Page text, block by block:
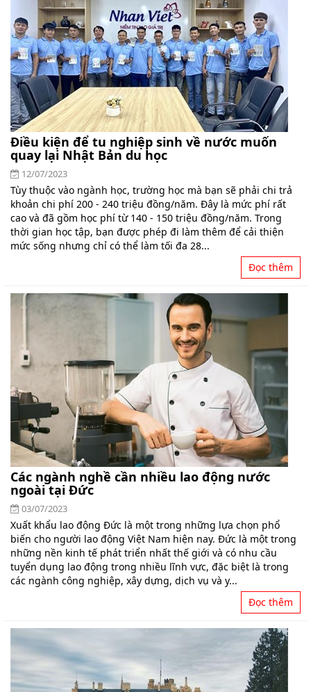
Điều kiện để tu nghiệp sinh về nước muốn
quay lại Nhật Bản du học
12/07/2023
Tùy thuộc vào ngành học, trường học mà bạn sẽ phải chi trả
khoản chi phí 200 - 240 triệu đồng/năm. Đây là mức phí rất
cao và đã gồm học phí từ 140 - 150 triệu đồng/năm. Trong
thời gian học tập, bạn được phép đi làm thêm để cải thiện
mức sống nhưng chỉ có thể làm tối đa 28...
Đọc thêm
Các ngành nghề cần nhiều lao động nước
ngoài tại Đức
03/07/2023
Xuất khẩu lao động Đức là một trong những lựa chọn phổ
biến cho người lao động Việt Nam hiện nay. Đức là một trong
những nền kinh tế phát triển nhất thế giới và có nhu cầu
tuyển dụng lao động trong nhiều lĩnh vực, đặc biệt là trong
các ngành công nghiệp, xây dựng, dịch vụ và y...
Đọc thêm